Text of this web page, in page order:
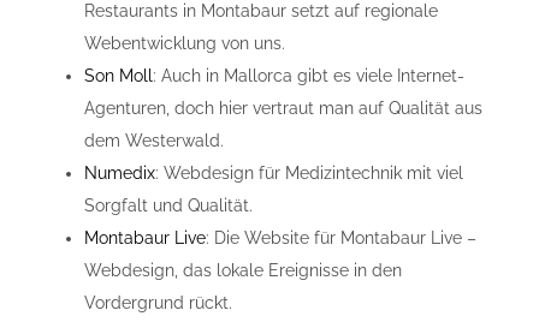
Restaurants in Montabaur setzt auf regionale
Webentwicklung von uns.
Son Moll: Auch in Mallorca gibt es viele Internet-
Agenturen, doch hier vertraut man auf Qualität aus
dem Westerwald.
Numedix: Webdesign für Medizintechnik mit viel
Sorgfalt und Qualität.
Montabaur Live: Die Website für Montabaur Live –
Webdesign, das lokale Ereignisse in den
Vordergrund rückt.